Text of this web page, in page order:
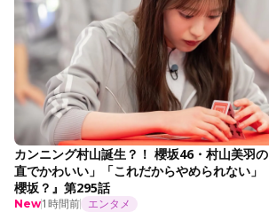
カンニング村山誕生？！ 櫻坂46・村山美羽
直でかわいい」「これだからやめられない」
櫻坂？』第295話
New1時間前 エンタメ